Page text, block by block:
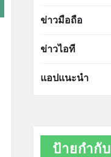
ข่าวมือถือ
ข่าวไอที
แอปแนะนำ
ป้ายกำกับ